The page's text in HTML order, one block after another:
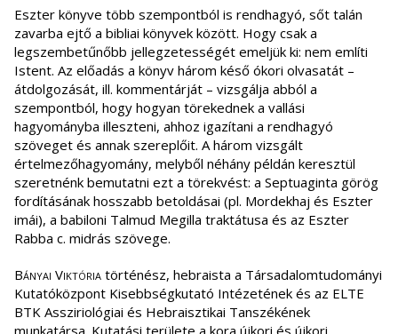
Eszter könyve több szempontból is rendhagyó, sőt talán
zavarba ejtő a bibliai könyvek között. Hogy csak a
legszembetűnőbb jellegzetességét emeljük ki: nem említi
Istent. Az előadás a könyv három késő ókori olvasatát –
átdolgozását, ill. kommentárját – vizsgálja abból a
szempontból, hogy hogyan törekednek a vallási
hagyományba illeszteni, ahhoz igazítani a rendhagyó
szöveget és annak szereplőit. A három vizsgált
értelmezőhagyomány, melyből néhány példán keresztül
szeretnénk bemutatni ezt a törekvést: a Septuaginta görög
fordításának hosszabb betoldásai (pl. Mordekhaj és Eszter
imái), a babiloni Talmud Megilla traktátusa és az Eszter
Rabba c. midrás szövege.
Bányai Viktória történész, hebraista a Társadalomtudományi
Kutatóközpont Kisebbségkutató Intézetének és az ELTE
BTK Assziriológiai és Hebraisztikai Tanszékének
munkatársa. Kutatási területe a kora újkori és újkori